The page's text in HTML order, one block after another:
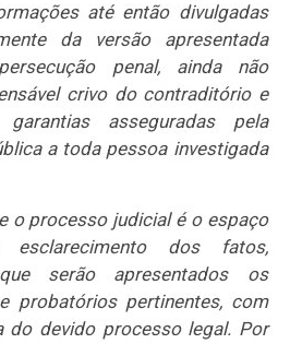
até então divulgadas
da versão apresentada
penal, ainda não
crivo do contraditório e
asseguradas pela
a toda pessoa investigada
o processo judicial é o espaço
dos fatos,
serão apresentados os
probatórios pertinentes, com
do devido processo legal. Por